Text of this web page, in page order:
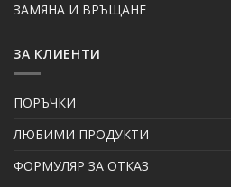
ЗАМЯНА И ВРЪЩАНЕ
ЗА КЛИЕНТИ
ПОРЪЧКИ
ЛЮБИМИ ПРОДУКТИ
ФОРМУЛЯР ЗА ОТКАЗ